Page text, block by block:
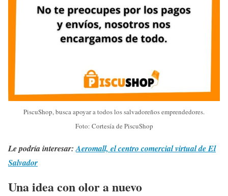
PiscuShop, busca apoyar a todos los salvadoreños emprendedores.
Foto: Cortesía de PiscuShop
Le podría interesar:Aeromall, el centro comercial virtual de El
Salvador
Una idea con olor a nuevo